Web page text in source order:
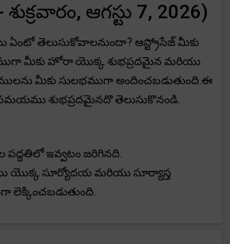
ఆగస్టు 7, 2026)
తెలుసుకోవాలనుందా? ఆస్ట్రోసేజ్ మీకు
మీకు హోరా యొక్క శుభప్రదమైన మరియు
మీకు సులభముగా అందించబడుతుంది.ఈ
సమయము శుభప్రదమైనదొ తెలుసుకొనండి.
ఇవ్వటం జరిగినది.
యొక్క సూర్యోదయ మరియు సూర్యాస్త